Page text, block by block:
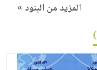
المزيد من البنود »
)